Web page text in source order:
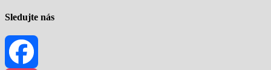
Sledujte nás